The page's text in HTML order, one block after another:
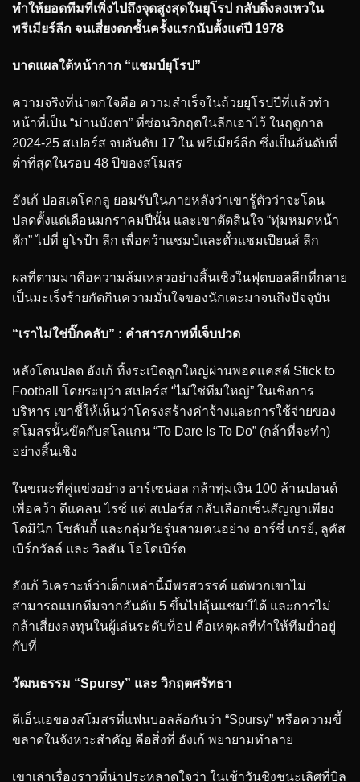
ทำให้ยอดทีมที่เพิ่งไปถึงจุดสูงสุดในยุโรป กลับดิ่งลงเหวใน
พรีเมียร์ลีก จนเสี่ยงตกชั้นครั้งแรกนับตั้งแต่ปี 1978
บาดแผลใต้หน้ากาก “แชมป์ยุโรป”
ความจริงที่น่าตกใจคือ ความสำเร็จในถ้วยยุโรปปีที่แล้วทำ
หน้าที่เป็น “ม่านบังตา” ที่ซ่อนวิกฤตในลีกเอาไว้ ในฤดูกาล
2024-25 สเปอร์ส จบอันดับ 17 ใน พรีเมียร์ลีก ซึ่งเป็นอันดับที่
ต่ำที่สุดในรอบ 48 ปีของสโมสร
อังเก้ ปอสเตโคกลู ยอมรับในภายหลังว่าเขารู้ตัวว่าจะโดน
ปลดตั้งแต่เดือนมกราคมปีนั้น และเขาตัดสินใจ “ทุ่มหมดหน้า
ตัก” ไปที่ ยูโรป้า ลีก เพื่อคว้าแชมป์และตั๋วแชมเปียนส์ ลีก
ผลที่ตามมาคือความล้มเหลวอย่างสิ้นเชิงในฟุตบอลลีกที่กลาย
เป็นมะเร็งร้ายกัดกินความมั่นใจของนักเตะมาจนถึงปัจจุบัน
“เราไม่ใช่บิ๊กคลับ” : คำสารภาพที่เจ็บปวด
หลังโดนปลด อังเก้ ทิ้งระเบิดลูกใหญ่ผ่านพอดแคสต์ Stick to
Football โดยระบุว่า สเปอร์ส “ไม่ใช่ทีมใหญ่” ในเชิงการ
บริหาร เขาชี้ให้เห็นว่าโครงสร้างค่าจ้างและการใช้จ่ายของ
สโมสรนั้นขัดกับสโลแกน “To Dare Is To Do” (กล้าที่จะทำ)
อย่างสิ้นเชิง
ในขณะที่คู่แข่งอย่าง อาร์เซน่อล กล้าทุ่มเงิน 100 ล้านปอนด์
เพื่อคว้า ดีแคลน ไรซ์ แต่ สเปอร์ส กลับเลือกเซ็นสัญญาเพียง
โดมินิก โซลันกี้ และกลุ่มวัยรุ่นสามคนอย่าง อาร์ชี่ เกรย์, ลูคัส
เบิร์กวัลล์ และ วิลสัน โอโดเบิร์ต
อังเก้ วิเคราะห์ว่าเด็กเหล่านี้มีพรสวรรค์ แต่พวกเขาไม่
สามารถแบกทีมจากอันดับ 5 ขึ้นไปลุ้นแชมป์ได้ และการไม่
กล้าเสี่ยงลงทุนในผู้เล่นระดับท็อป คือเหตุผลที่ทำให้ทีมย่ำอยู่
กับที่
วัฒนธรรม “Spursy” และ วิกฤตศรัทธา
ดีเอ็นเอของสโมสรที่แฟนบอลล้อกันว่า “Spursy” หรือความขี้
ขลาดในจังหวะสำคัญ คือสิ่งที่ อังเก้ พยายามทำลาย
เขาเล่าเรื่องราวที่น่าประหลาดใจว่า ในเช้าวันชิงชนะเลิศที่บิล